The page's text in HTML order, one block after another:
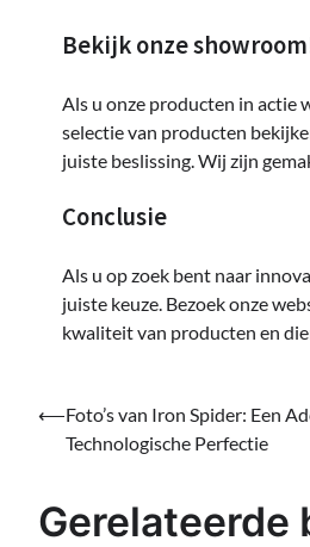
Bekijk onze
Als u onze producten in actie
selectie van producten
juiste beslissing. Wij zijn
Conclusie
Als u op zoek bent naar
juiste keuze. Bezoek onze
kwaliteit van producten en
Bericht
navigatie
⟵Foto’s van Iron Spider: Een
Technologische Perfectie
Gerelateerde